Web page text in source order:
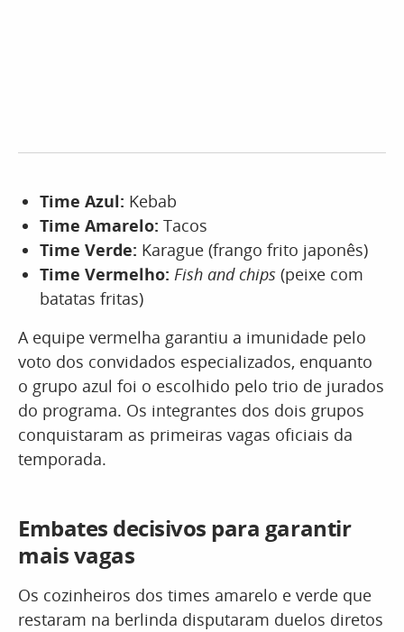
Time Azul: Kebab
Time Amarelo: Tacos
Time Verde: Karague (frango frito japonês)
Time Vermelho: Fish and chips (peixe com
batatas fritas)
A equipe vermelha garantiu a imunidade pelo
voto dos convidados especializados, enquanto
o grupo azul foi o escolhido pelo trio de jurados
do programa. Os integrantes dos dois grupos
conquistaram as primeiras vagas oficiais da
temporada.
Embates decisivos para garantir
mais vagas
Os cozinheiros dos times amarelo e verde que
restaram na berlinda disputaram duelos diretos